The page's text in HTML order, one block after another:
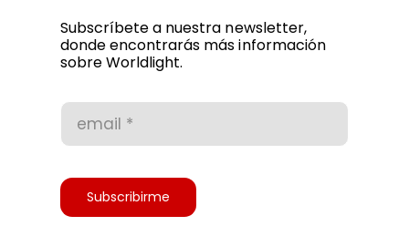
Política de privacidad
Accesibilidad
Subscríbete a nuestra newsletter,
donde encontrarás más información
sobre Worldlight.
Subscribirme